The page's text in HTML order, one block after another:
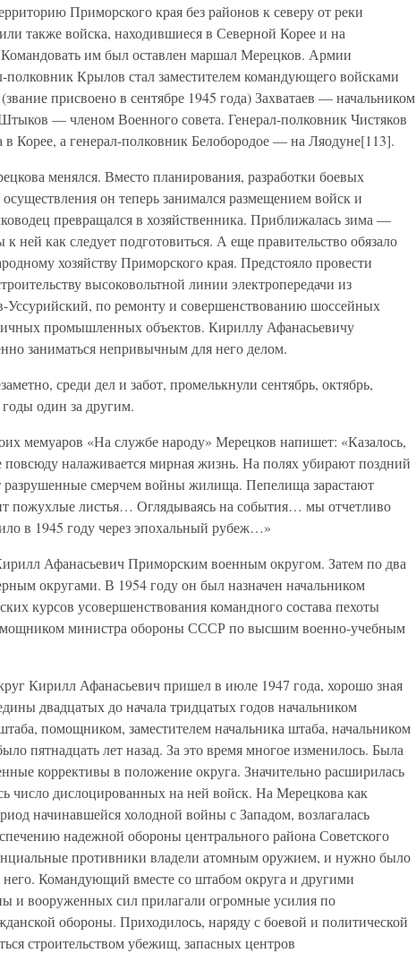
Приморского края без районов к северу от реки
также войска, находившиеся в Северной Корее и на
им был оставлен маршал Мерецков. Армии
полковник Крылов стал заместителем командующего войсками
присвоено в сентябре 1945 года) Захватаев — начальником
— членом Военного совета. Генерал-полковник Чистяков
в Корее, а генерал-полковник Белобородое — на Ляодуне[113].
менялся. Вместо планирования, разработки боевых
он теперь занимался размещением войск и
превращался в хозяйственника. Приближалась зима —
ней как следует подготовиться. А еще правительство обязало
хозяйству Приморского края. Предстояло провести
высоковольтной линии электропередачи из
Уссурийский, по ремонту и совершенствованию шоссейных
промышленных объектов. Кириллу Афанасьевичу
заниматься непривычным для него делом.
среди дел и забот, промелькнули сентябрь, октябрь,
один за другим.
мемуаров «На службе народу» Мерецков напишет: «Казалось,
налаживается мирная жизнь. На полях убирают поздний
смерчем войны жилища. Пепелища зарастают
пожухлые листья… Оглядываясь на события… мы отчетливо
в 1945 году через эпохальный рубеж…»
Афанасьевич Приморским военным округом. Затем по два
округами. В 1954 году он был назначен начальником
курсов усовершенствования командного состава пехоты
министра обороны СССР по высшим военно-учебным
Кирилл Афанасьевич пришел в июле 1947 года, хорошо зная
двадцатых до начала тридцатых годов начальником
помощником, заместителем начальника штаба, начальником
пятнадцать лет назад. За это время многое изменилось. Была
коррективы в положение округа. Значительно расширилась
число дислоцированных на ней войск. На Мерецкова как
начинавшейся холодной войны с Западом, возлагалась
надежной обороны центрального района Советского
противники владели атомным оружием, и нужно было
Командующий вместе со штабом округа и другими
и вооруженных сил прилагали огромные усилия по
обороны. Приходилось, наряду с боевой и политической
строительством убежищ, запасных центров